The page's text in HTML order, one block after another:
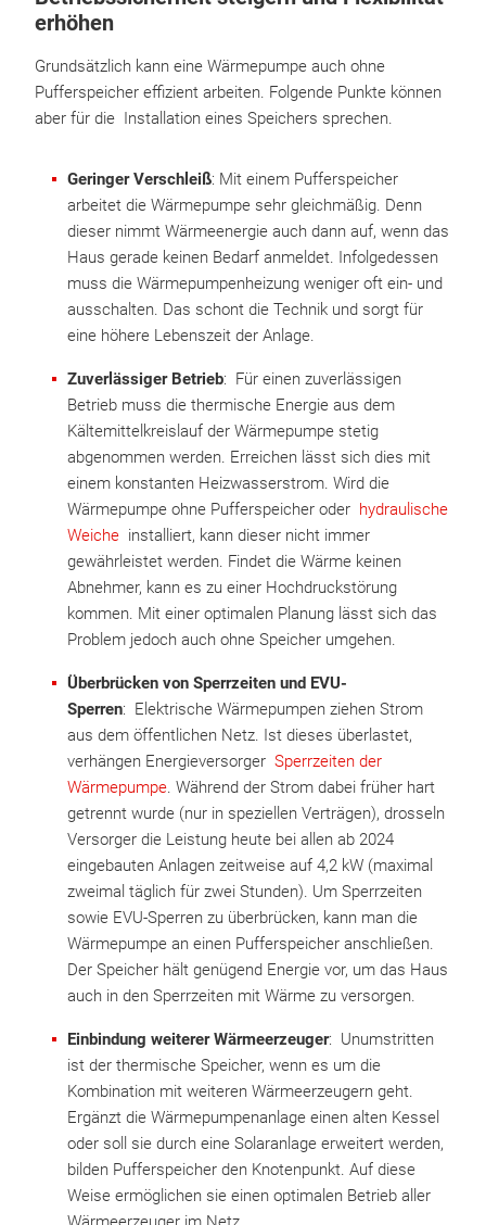
erhöhen
Grundsätzlich kann eine Wärmepumpe auch ohne
Pufferspeicher effizient arbeiten. Folgende Punkte können
aber für die Installation eines Speichers sprechen.
Geringer Verschleiß: Mit einem Pufferspeicher
arbeitet die Wärmepumpe sehr gleichmäßig. Denn
dieser nimmt Wärmeenergie auch dann auf, wenn das
Haus gerade keinen Bedarf anmeldet. Infolgedessen
muss die Wärmepumpenheizung weniger oft ein- und
ausschalten. Das schont die Technik und sorgt für
eine höhere Lebenszeit der Anlage.
Zuverlässiger Betrieb: Für einen zuverlässigen
Betrieb muss die thermische Energie aus dem
Kältemittelkreislauf der Wärmepumpe stetig
abgenommen werden. Erreichen lässt sich dies mit
einem konstanten Heizwasserstrom. Wird die
Wärmepumpe ohne Pufferspeicher oder hydraulische
Weiche installiert, kann dieser nicht immer
gewährleistet werden. Findet die Wärme keinen
Abnehmer, kann es zu einer Hochdruckstörung
kommen. Mit einer optimalen Planung lässt sich das
Problem jedoch auch ohne Speicher umgehen.
Überbrücken von Sperrzeiten und EVU-
Sperren: Elektrische Wärmepumpen ziehen Strom
aus dem öffentlichen Netz. Ist dieses überlastet,
verhängen Energieversorger Sperrzeiten der
Wärmepumpe. Während der Strom dabei früher hart
getrennt wurde (nur in speziellen Verträgen), drosseln
Versorger die Leistung heute bei allen ab 2024
eingebauten Anlagen zeitweise auf 4,2 kW (maximal
zweimal täglich für zwei Stunden). Um Sperrzeiten
sowie EVU-Sperren zu überbrücken, kann man die
Wärmepumpe an einen Pufferspeicher anschließen.
Der Speicher hält genügend Energie vor, um das Haus
auch in den Sperrzeiten mit Wärme zu versorgen.
Einbindung weiterer Wärmeerzeuger: Unumstritten
ist der thermische Speicher, wenn es um die
Kombination mit weiteren Wärmeerzeugern geht.
Ergänzt die Wärmepumpenanlage einen alten Kessel
oder soll sie durch eine Solaranlage erweitert werden,
bilden Pufferspeicher den Knotenpunkt. Auf diese
Weise ermöglichen sie einen optimalen Betrieb aller